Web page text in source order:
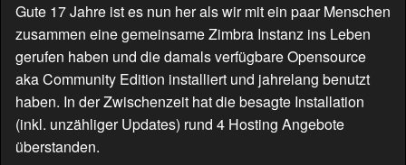
Gute 17 Jahre ist es nun her als wir mit ein paar Menschen
zusammen eine gemeinsame Zimbra Instanz ins Leben
gerufen haben und die damals verfügbare Opensource
aka Community Edition installiert und jahrelang benutzt
haben. In der Zwischenzeit hat die besagte Installation
(inkl. unzähliger Updates) rund 4 Hosting Angebote
überstanden.